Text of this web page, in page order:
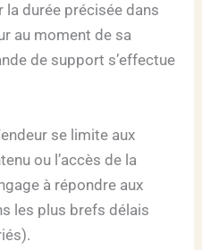
durée précisée dans
au moment de sa
de support s’effectue
se limite aux
ou l’accès de la
à répondre aux
les plus brefs délais